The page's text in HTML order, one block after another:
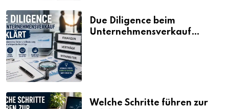
Due Diligence beim
Unternehmensverkauf
Welche Schritte führen zur